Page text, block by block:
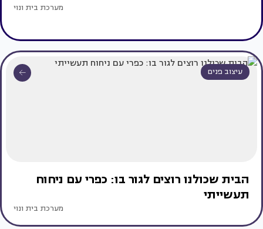
מערכת בית ונוי
עיצוב פנים
הבית שכולנו רוצים לגור בו: כפרי עם ניחוח
תעשייתי
מערכת בית ונוי